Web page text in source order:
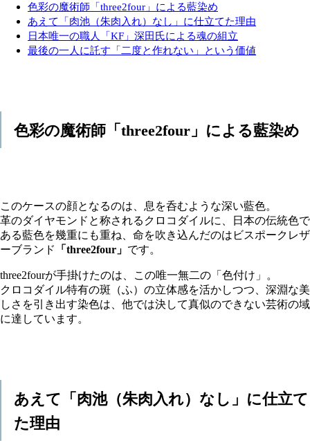
色彩の魔術師「three2four」による藍染め
あえて「肉池（朱肉入れ）なし」に仕立てた理由
日本唯一の職人「KF」深田氏による魂の組立
最後の一人に託す「二度と作れない」という価値
色彩の魔術師「three2four」による藍染め
このケースの顔となるのは、息を呑むような深い藍色。
革のダイヤモンドと称されるクロコダイルに、日本の伝統色で
ある藍色を幾重にも重ね、命を吹き込んだのはビスポークレザ
ーブランド
「three2four」 です。
three2fourが手掛けたのは、この唯一無二の「色付け」。
クロコダイル特有の斑（ふ）の立体感を活かしつつ、深淵な美
しさを引き出す染色は、他では決して真似のできない芸術の域
に達しています。
あえて「肉池（朱肉入れ）なし」に仕立て
た理由